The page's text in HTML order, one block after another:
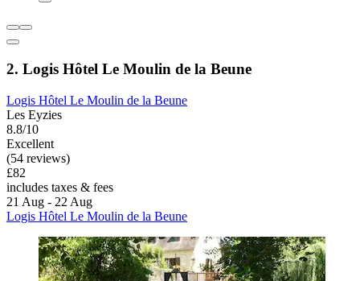
2. Logis Hôtel Le Moulin de la Beune
Logis Hôtel Le Moulin de la Beune
Les Eyzies
8.8/10
Excellent
(54 reviews)
£82
includes taxes & fees
21 Aug - 22 Aug
Logis Hôtel Le Moulin de la Beune